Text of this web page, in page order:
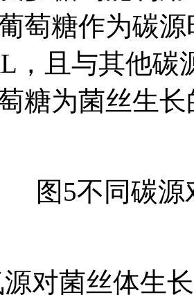
萄糖作为碳
，且与其他碳
糖为菌丝生
图5不同碳
对菌丝体生